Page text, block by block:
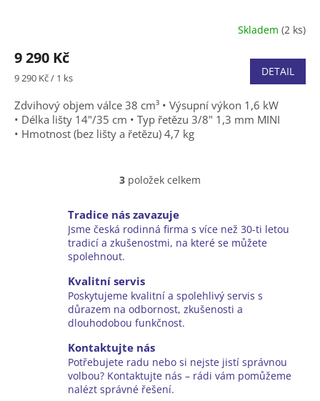
produktu
je
5,0
z
5
hvězdiček.
Skladem(2 ks)
9 290 Kč
Měrná
9 290 Kč / 1 ks DETAIL
Zdvihový objem válce 38 cm³ • Výsupní výkon 1,6 kW
• Délka lišty 14"/35 cm • Typ řetězu 3/8" 1,3 mm MINI
• Hmotnost (bez lišty a řetězu) 4,7 kg
O
l
á
d
p
r
v
v
ý
p
3 položek celkem
Tradice nás zavazuje
Jsme česká rodinná firma s více než 30-ti letou
tradicí a zkušenostmi, na které se můžete
spolehnout.
Kvalitní servis
Poskytujeme kvalitní a spolehlivý servis s
důrazem na odbornost, zkušenosti a
dlouhodobou funkčnost.
Kontaktujte nás
Potřebujete radu nebo si nejste jistí správnou
volbou? Kontaktujte nás – rádi vám pomůžeme
nalézt správné řešení.